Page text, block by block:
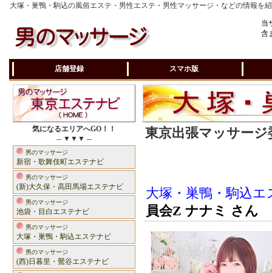
大塚・巣鴨・駒込の風俗エステ・男性エステ・男性マッサージ・などの情報を
当
含
店舗登録 スマホ版
気になるエリアへGO！！
-- ▼▼▼ --
男のマッサージ
新宿・歌舞伎町エステナビ
男のマッサージ
(新)大久保・高田馬場エステナビ
男のマッサージ
池袋・目白エステナビ
男のマッサージ
大塚・巣鴨・駒込エステナビ
男のマッサージ
(西)日暮里・鶯谷エステナビ
東京出張マッサー
大塚・巣鴨・駒込
員会Z ナナミ さん